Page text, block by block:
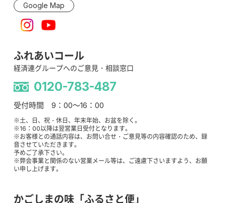
Google Map
ふれあいコール
経済連グループへのご意見・相談窓口
0120-783-487
受付時間 9：00～16：00
※土、日、祝・休日、年末年始、お盆を除く。
※16：00以降は翌営業日受付となります。
※お客様との通話内容は、お問い合せ・ご意見等の内容確認のため、録
音させていただきます。
予めご了承下さい。
※弊会事業と関係のない営業メール等は、ご遠慮下さいますよう、お願
い申し上げます。
かごしまの味「ふるさと便」